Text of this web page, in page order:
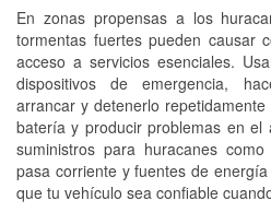
En zonas propensas a los
tormentas fuertes pueden causar
acceso a servicios esenciales.
dispositivos de emergencia,
arrancar y detenerlo
batería y producir problemas en el
suministros para huracanes
pasa corriente y fuentes de
que tu vehículo sea confiable
freno
Hurricane Supplies
Tornado Supplies
Conoce más